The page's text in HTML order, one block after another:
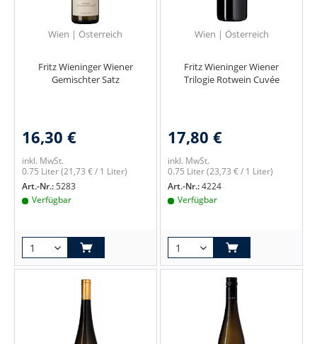
Wien | Österreich
Fritz Wieninger Wiener
Gemischter Satz
16,30 €
inkl. MwSt.
0.75 Liter(21,73 € / 1 Liter)
Art.-Nr.:5283
Verfügbar
Wien | Österreich
Fritz Wieninger Wiener
Trilogie Rotwein Cuvée
17,80 €
inkl. MwSt.
0.75 Liter(23,73 € / 1 Liter)
Art.-Nr.:4224
Verfügbar